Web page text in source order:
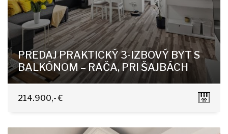
PREDAJ PRAKTICKÝ 3-IZBOVÝ BYT S
BALKÓNOM – RAČA, PRI ŠAJBÁCH
Pri Šajbách, Bratislava - Rača
214.900,- €